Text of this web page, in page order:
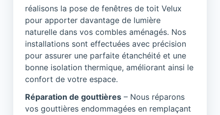
réalisons la pose de fenêtres de toit Velux
pour apporter davantage de lumière
naturelle dans vos combles aménagés. Nos
installations sont effectuées avec précision
pour assurer une parfaite étanchéité et une
bonne isolation thermique, améliorant ainsi le
confort de votre espace.
Réparation de gouttières – Nous réparons
vos gouttières endommagées en remplaçant